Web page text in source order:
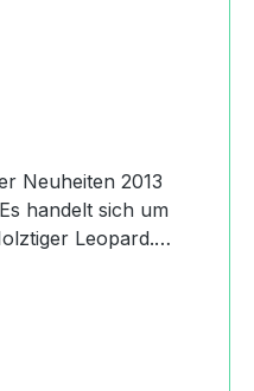
Leopard.